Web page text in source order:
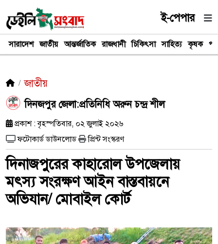
ই-পেপার
সারাদেশ জাতীয় আন্তর্জাতিক রাজধানী চিকিৎসা সাহিত্য কৃষক
জাতীয়
দিনজপুর জেলা:প্রতিনিধি অরুন চন্দ্র শীল
প্রকাশ : বৃহস্পতিবার, ০২ জুলাই ২০২৬
ফটোকার্ড ডাউনলোড
প্রিন্ট সংস্করণ
দিনাজপুরের কাহারোল উপজেলায়
মৎস্য সংরক্ষণ আইন বাস্তবায়নে
অভিযান/ মোবাইল কোর্ট